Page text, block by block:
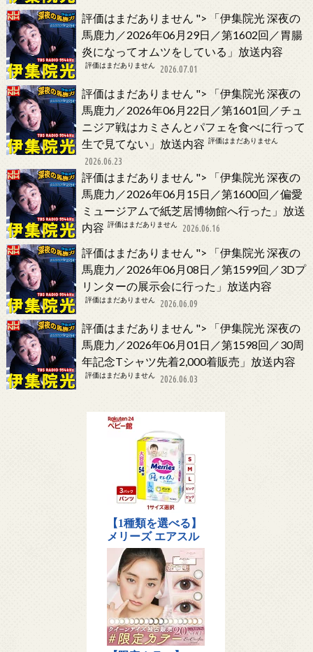
評価はまだありません ">
「伊集院光 深夜の
馬鹿力／2026年06月29日／第1602回／胃腸
炎になってオムツをしている」放送内容
評価はまだありません 2026.07.01
評価はまだありません ">
「伊集院光 深夜の
馬鹿力／2026年06月22日／第1601回／チュ
ニジア戦はカミさんとパフェを食べに行って
生で見てない」放送内容 評価はまだありません
2026.06.23
評価はまだありません ">
「伊集院光 深夜の
馬鹿力／2026年06月15日／第1600回／偏愛
ミュージアムで紙芝居博物館へ行った」放送
内容 評価はまだありません 2026.06.16
評価はまだありません ">
「伊集院光 深夜の
馬鹿力／2026年06月08日／第1599回／3Dプ
リンターの展示会に行った」放送内容
評価はまだありません 2026.06.09
評価はまだありません ">
「伊集院光 深夜の
馬鹿力／2026年06月01日／第1598回／30周
年記念Tシャツ先着2,000着販売」放送内容
評価はまだありません 2026.06.03